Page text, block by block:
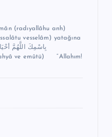
(radıyallâhu anh)
vesselâm) yatağına